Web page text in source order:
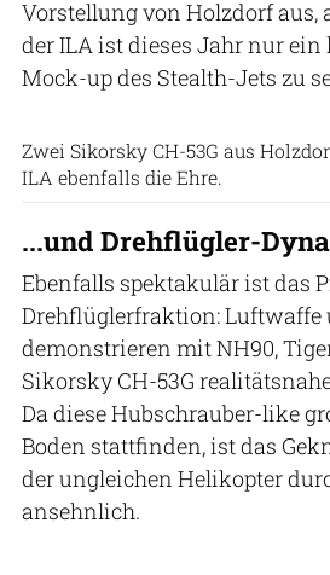
Vorstellung von Holzdorf aus,
der ILA ist dieses Jahr nur ein
Mock-up des Stealth-Jets zu
Zwei Sikorsky CH-53G aus
ILA ebenfalls die Ehre.
...und Drehflügler-
Ebenfalls spektakulär ist das
Drehflüglerfraktion: Luftwaffe
demonstrieren mit NH90,
Sikorsky CH-53G
Da diese Hubschrauber-like
Boden stattfinden, ist das
der ungleichen Helikopter
ansehnlich.